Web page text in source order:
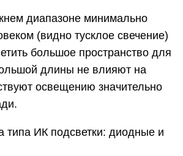
диапазоне минимально
(видно тусклое свечение)
большое пространство для
длины не влияют на
освещению значительно
типа ИК подсветки: диодные и